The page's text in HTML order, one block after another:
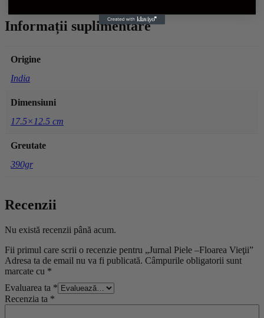
Informații suplimentare
Origine
India
Dimensiuni
17.5×12.5 cm
Greutate
390gr
Recenzii
Nu există recenzii până acum.
Fii primul care scrii o recenzie pentru „Jurnal Piele –Floarea Vieţii”
Adresa ta de email nu va fi publicată. Câmpurile obligatorii sunt
marcate cu *
Evaluarea ta *
Recenzia ta *